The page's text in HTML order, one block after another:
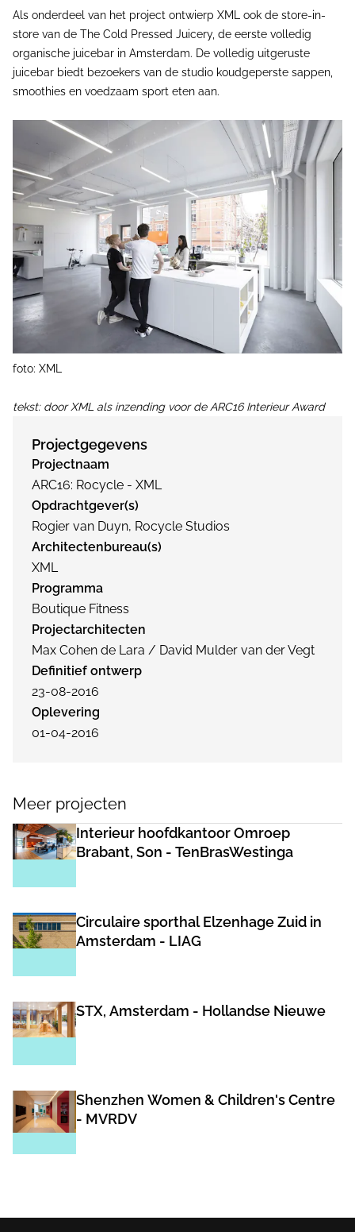
Als onderdeel van het project ontwierp XML ook de store-in-
store van de The Cold Pressed Juicery, de eerste volledig
organische juicebar in Amsterdam. De volledig uitgeruste
juicebar biedt bezoekers van de studio koudgeperste sappen,
smoothies en voedzaam sport eten aan.
foto: XML
tekst: door XML als inzending voor de ARC16 Interieur Award
Projectgegevens
Projectnaam
ARC16: Rocycle - XML
Opdrachtgever(s)
Rogier van Duyn, Rocycle Studios
Architectenbureau(s)
XML
Programma
Boutique Fitness
Projectarchitecten
Max Cohen de Lara / David Mulder van der Vegt
Definitief ontwerp
23-08-2016
Oplevering
01-04-2016
Meer projecten
Interieur hoofdkantoor Omroep
Brabant, Son - TenBrasWestinga
Circulaire sporthal Elzenhage Zuid in
Amsterdam - LIAG
STX, Amsterdam - Hollandse Nieuwe
Shenzhen Women & Children's Centre
- MVRDV